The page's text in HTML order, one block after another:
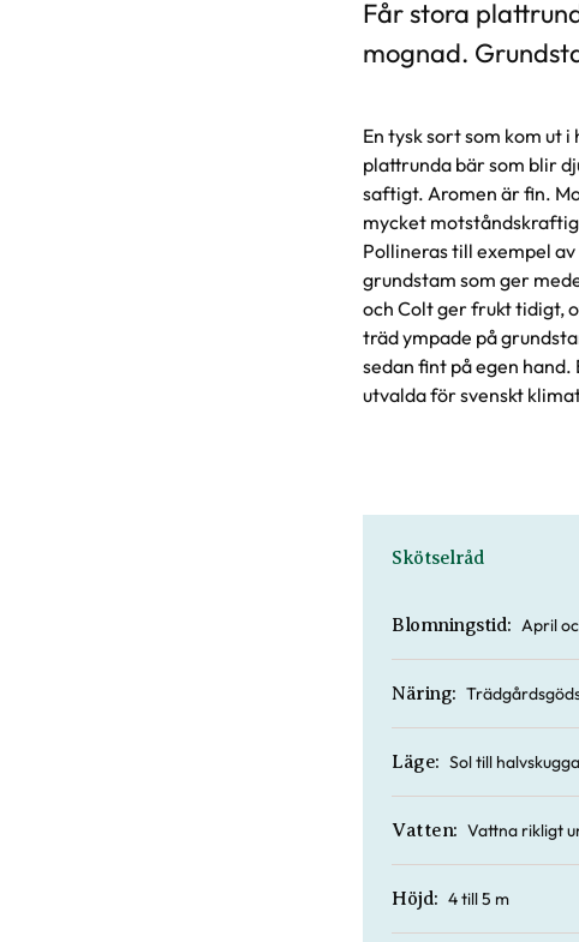
Får stora
mognad.
En tysk sort som kom ut
plattrunda bär som blir
saftigt. Aromen är fin.
mycket
Pollineras till exempel
grundstam som ger
och Colt ger frukt tidigt,
träd ympade på
sedan fint på egen
utvalda för svenskt
Skötselråd
Blomningstid: April
Näring:
Läge: Sol till
Vatten: Vattna rikligt
Höjd: 4 till 5 m